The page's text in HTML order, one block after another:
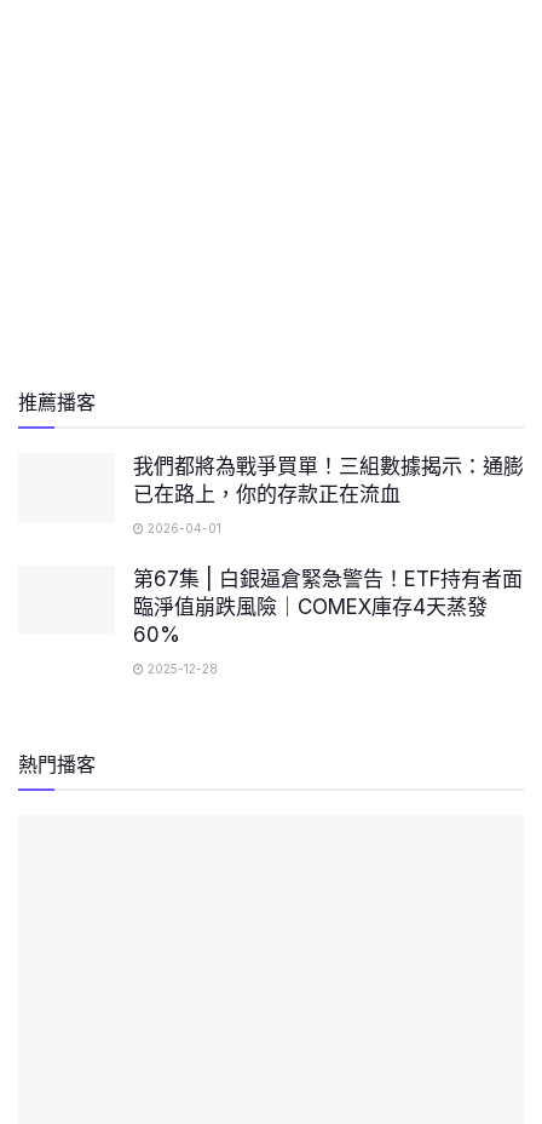
推薦播客
我們都將為戰爭買單！三組數據揭示：通膨
已在路上，你的存款正在流血
2026-04-01
第67集 | 白銀逼倉緊急警告！ETF持有者面
臨淨值崩跌風險｜COMEX庫存4天蒸發
60%
2025-12-28
熱門播客